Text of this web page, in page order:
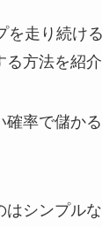
を走り続け
方法を紹介
率で儲か
シンプルな